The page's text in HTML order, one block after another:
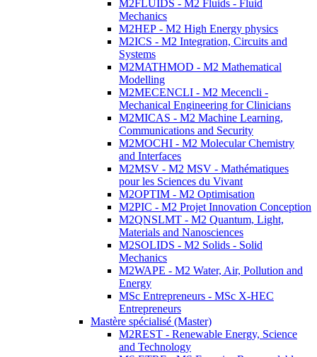
M2FLUIDS - M2 Fluids - Fluid
Mechanics
M2HEP - M2 High Energy physics
M2ICS - M2 Integration, Circuits and
Systems
M2MATHMOD - M2 Mathematical
Modelling
M2MECENCLI - M2 Mecencli -
Mechanical Engineering for Clinicians
M2MICAS - M2 Machine Learning,
Communications and Security
M2MOCHI - M2 Molecular Chemistry
and Interfaces
M2MSV - M2 MSV - Mathématiques
pour les Sciences du Vivant
M2OPTIM - M2 Optimisation
M2PIC - M2 Projet Innovation Conception
M2QNSLMT - M2 Quantum, Light,
Materials and Nanosciences
M2SOLIDS - M2 Solids - Solid
Mechanics
M2WAPE - M2 Water, Air, Pollution and
Energy
MSc Entrepreneurs - MSc X-HEC
Entrepreneurs
Mastère spécialisé (Master)
M2REST - Renewable Energy, Science
and Technology